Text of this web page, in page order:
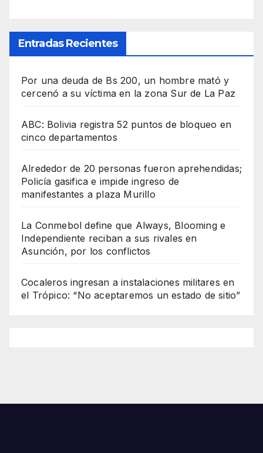
Entradas Recientes
Por una deuda de Bs 200, un hombre mató y
cercenó a su víctima en la zona Sur de La Paz
ABC: Bolivia registra 52 puntos de bloqueo en
cinco departamentos
Alrededor de 20 personas fueron aprehendidas;
Policía gasifica e impide ingreso de
manifestantes a plaza Murillo
La Conmebol define que Always, Blooming e
Independiente reciban a sus rivales en
Asunción, por los conflictos
Cocaleros ingresan a instalaciones militares en
el Trópico: “No aceptaremos un estado de sitio”